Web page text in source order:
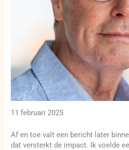
11 februari 2025
Af en toe valt een bericht later
dat versterkt de impact. Ik voelde